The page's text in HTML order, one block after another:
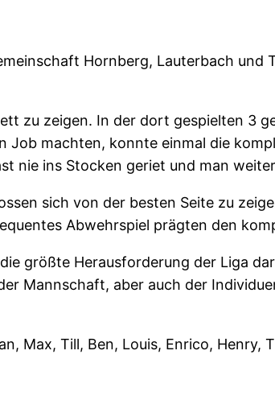
Hornberg, Lauterbach
zu zeigen. In der dort gespielten 3
Job machten, konnte einmal die
nie ins Stocken geriet und man
sich von der besten Seite zu
Abwehrspiel prägten den
größte Herausforderung der Liga
Mannschaft, aber auch der
Max, Till, Ben, Louis, Enrico, Henry,